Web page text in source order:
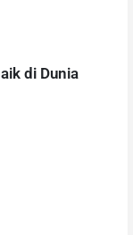
di Dunia